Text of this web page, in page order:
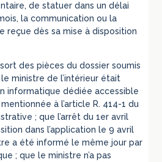
de statuer dans un délai
la communication ou la
reçue dès sa mise à disposition
des pièces du dossier soumis
ministre de l’intérieur était
informatique dédiée accessible
à l’article R. 414-1 du
; que l’arrêt du 1er avril
dans l’application le 9 avril
a été informé le même jour par
; que le ministre n’a pas